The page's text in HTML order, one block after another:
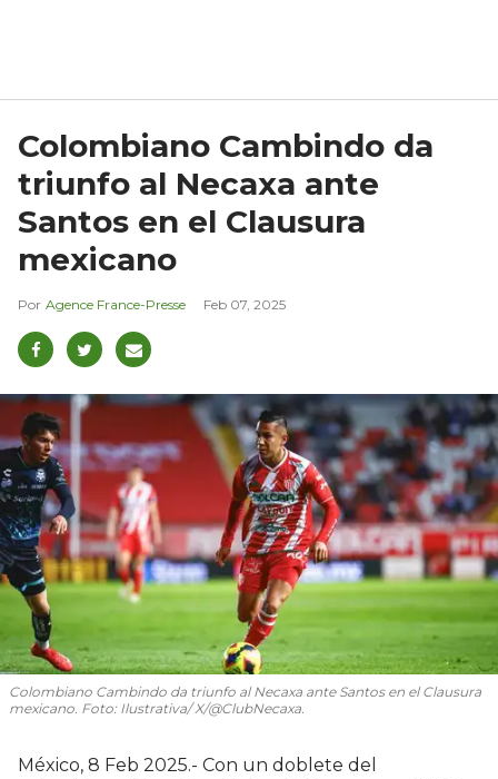
Colombiano Cambindo da
triunfo al Necaxa ante
Santos en el Clausura
mexicano
Agence France-Presse Feb 07, 2025
Colombiano Cambindo da triunfo al Necaxa ante Santos en el Clausura
mexicano. Foto: Ilustrativa/ X/@ClubNecaxa.
México, 8 Feb 2025.- Con un doblete del